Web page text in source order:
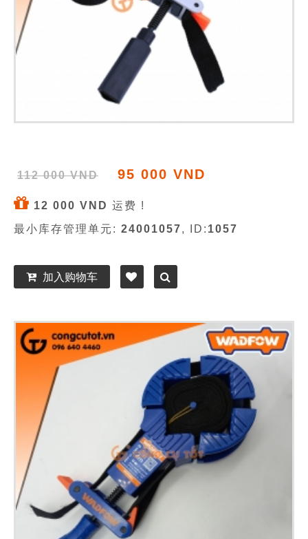
112 000 VND 95 000 VND
12 000 VND 运费 !
最小库存管理单元: 24001057, ID: 1057
加入购物车